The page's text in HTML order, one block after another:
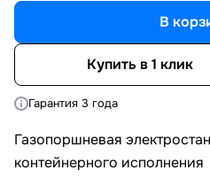
В
Купить в 1 клик
Гарантия 3 года
Газопоршневая
контейнерного исполнения